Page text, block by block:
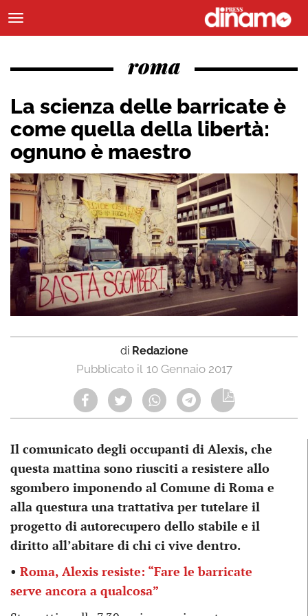
roma
La scienza delle barricate è
come quella della libertà:
ognuno è maestro
di Redazione
10 Gennaio 2017
Il comunicato degli occupanti di Alexis, che
questa mattina sono riusciti a resistere allo
sgombero imponendo al Comune di Roma e
alla questura una trattativa per tutelare il
progetto di autorecupero dello stabile e il
diritto all’abitare di chi ci vive dentro.
• Roma, Alexis resiste: “Fare le barricate
serve ancora a qualcosa”